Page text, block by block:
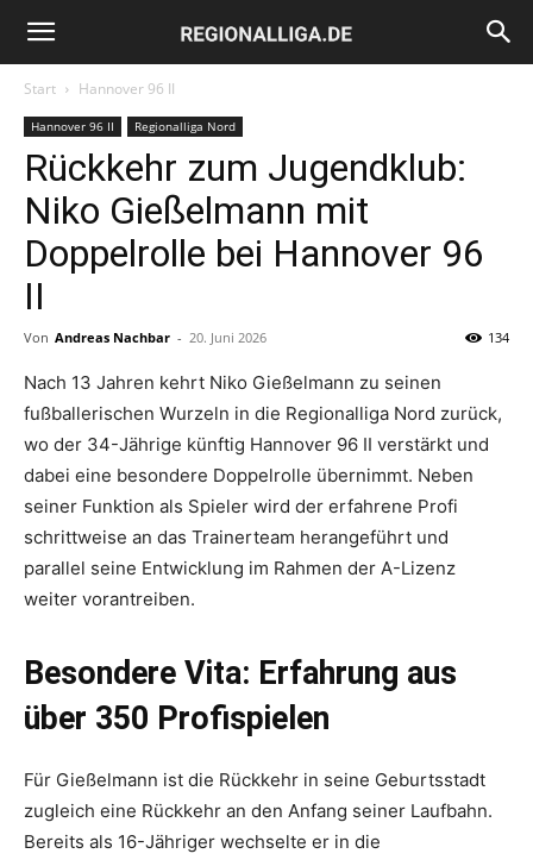
Regionalliga.de
Start Hannover 96 II
Hannover 96 II Regionalliga Nord
Rückkehr zum Jugendklub:
Niko Gießelmann mit
Doppelrolle bei Hannover 96
II
Von Andreas Nachbar - 20. Juni 2026 134
Nach 13 Jahren kehrt Niko Gießelmann zu seinen
fußballerischen Wurzeln in die Regionalliga Nord zurück,
wo der 34-Jährige künftig Hannover 96 II verstärkt und
dabei eine besondere Doppelrolle übernimmt. Neben
seiner Funktion als Spieler wird der erfahrene Profi
schrittweise an das Trainerteam herangeführt und
parallel seine Entwicklung im Rahmen der A-Lizenz
weiter vorantreiben.
Besondere Vita: Erfahrung aus
über 350 Profispielen
Für Gießelmann ist die Rückkehr in seine Geburtsstadt
zugleich eine Rückkehr an den Anfang seiner Laufbahn.
Bereits als 16-Jähriger wechselte er in die